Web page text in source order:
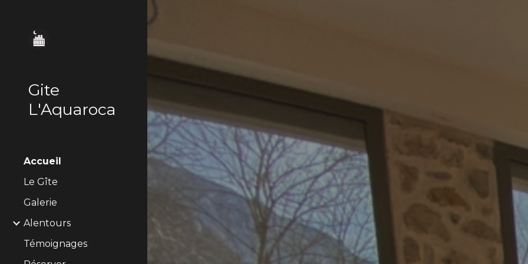
Gite
L'Aquaroca
Accueil
Le Gîte
Galerie
Alentours
Témoignages